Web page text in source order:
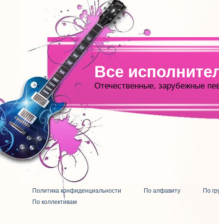
Все
Отечественные, зарубежные
Политика конфиденциальности По алфавиту
По
По коллективам